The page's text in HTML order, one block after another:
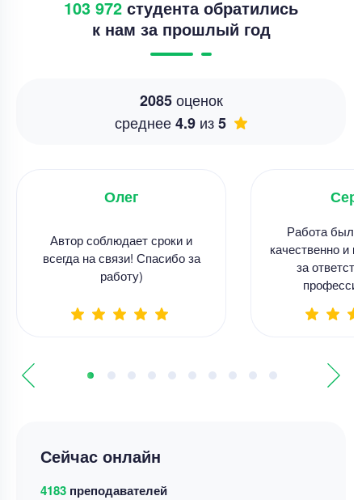
Сейчас онлайн
4183 преподавателей
103 972 студента обратились
к нам за прошлый год
2085оценок
среднее4.9 из5
Олег
Автор соблюдает сроки и
всегда на связи! Спасибо за
работу)
Работа
качественно и
за